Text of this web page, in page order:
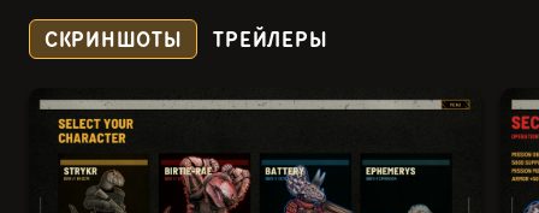
СКРИНШОТЫ ТРЕЙЛЕРЫ